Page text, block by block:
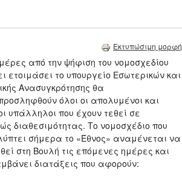
Εκτυπώσιμη μορφή
από την ψήφιση του νομοσχεδίου
ετοιμάσει το υπουργείο Εσωτερικών και
Ανασυγκρότησης θα
όλοι οι απολυμένοι και
υπάλληλοι που έχουν τεθεί σε
διαθεσιμότητας. Το νομοσχέδιο που
σήμερα το «Έθνος» αναμένεται να
στη Βουλή τις επόμενες ημέρες και
διατάξεις που αφορούν: